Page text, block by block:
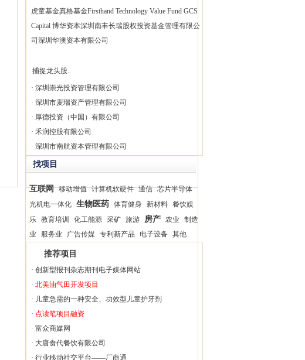
虎童基金真格基金Firsthand Technology Value Fund GCS
Capital 博华资本深圳南丰长瑞股权投资基金管理有限公
司 深圳华澳资本有限公司
捕捉龙头股..
· 深圳崇光投资管理有限公司
· 深圳市麦瑞资产管理有限公司
· 厚德投资（中国）有限公司
· 禾润控股有限公司
· 深圳市南航资本管理有限公司
找项目
互联网 移动增值 计算机软硬件 通信 芯片半导体
光机电一体化 生物医药 体育健身 新材料 餐饮娱
乐 教育培训 化工能源 采矿 旅游 房产 农业
制造
业
服务业 广告传媒 专利新产品 电子设备 其他
推荐项目
· 创新型报刊杂志期刊电子媒体网站
· 北美油气田开发项目
· 儿童急需的一种安全、功效型儿童护牙剂
· 点读笔项目融资
· 富众商媒网
· 大唐食代餐饮有限公司
· 行业移动社交平台——厂商通